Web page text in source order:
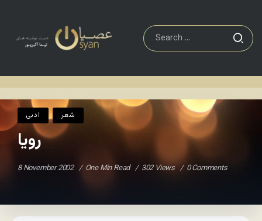
ادبی شعر
رویا
8 November 2002 One Min Read 302 Views 0 Comments